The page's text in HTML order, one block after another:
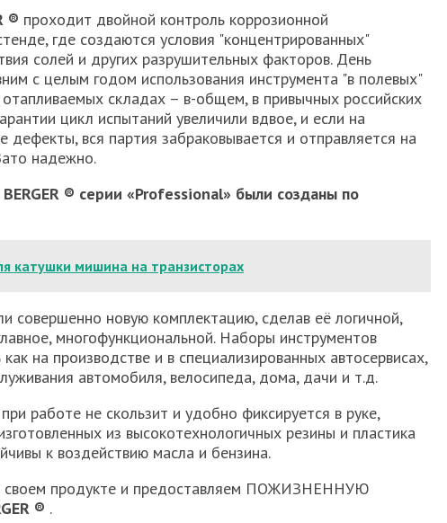
® проходит двойной контроль коррозионной
где создаются условия "концентрированных"
солей и других разрушительных факторов. День
с целым годом использования инструмента "в полевых"
отапливаемых складах – в-общем, в привычных российских
цикл испытаний увеличили вдвое, и если на
вся партия забраковывается и отправляется на
надежно.
® серии «Professional» были созданы по
катушки мишина на транзисторах
совершенно новую комплектацию, сделав её логичной,
многофункциональной. Наборы инструментов
на производстве и в специализированных автосервисах,
автомобиля, велосипеда, дома, дачи и т.д.
работе не скользит и удобно фиксируется в руке,
из высокотехнологичных резины и пластика
к воздействию масла и бензина.
своем продукте и предоставляем ПОЖИЗНЕННУЮ
® .